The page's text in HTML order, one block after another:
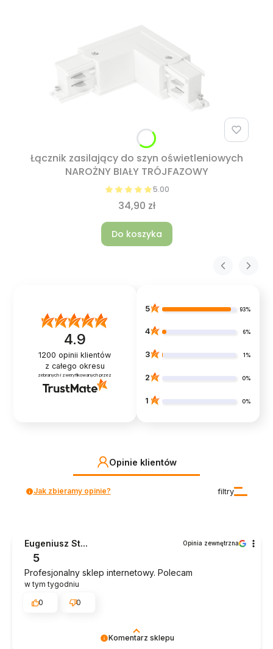
Łącznik zasilający do szyn oświetleniowych
NAROŻNY BIAŁY TRÓJFAZOWY
5.00
34,90 zł
Do koszyka
4.9
1200 opinii klientów
z całego okresu
zebranych i zweryfikowanych przez
5 93%
4 6%
3 1%
2 0%
1 0%
Opinie klientów
filtry
Jak zbieramy opinie?
Komentarz sklepu
Eugeniusz St... Opinia zewnętrzna
5
Profesjonalny sklep internetowy. Polecam
w tym tygodniu
0
0